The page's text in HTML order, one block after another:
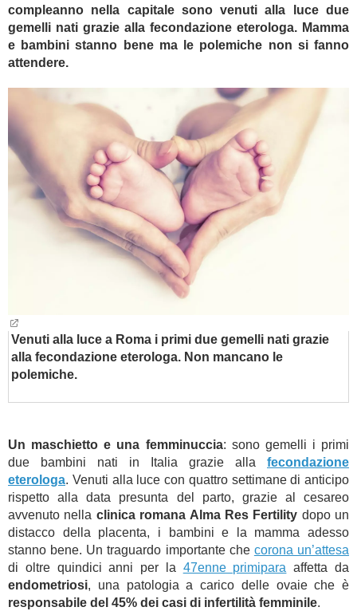
CAPELLI
BAMBINO
DIETA
GUIDE
compleanno nella capitale sono venuti alla luce due
gemelli nati grazie alla fecondazione eterologa. Mamma
e bambini stanno bene ma le polemiche non si fanno
attendere.
Venuti alla luce a Roma i primi due gemelli nati grazie
alla fecondazione eterologa. Non mancano le
polemiche.
Un maschietto e una femminuccia: sono gemelli i primi
due bambini nati in Italia grazie alla fecondazione
eterologa. Venuti alla luce con quattro settimane di anticipo
rispetto alla data presunta del parto, grazie al cesareo
avvenuto nella clinica romana Alma Res Fertility dopo un
distacco della placenta, i bambini e la mamma adesso
stanno bene. Un traguardo importante che corona un’attesa
di oltre quindici anni per la 47enne primipara affetta da
endometriosi, una patologia a carico delle ovaie che è
responsabile del 45% dei casi di infertilità femminile.